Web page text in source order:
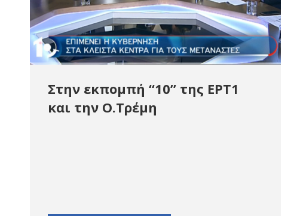
Στην εκπομπή “10” της ΕΡΤ1
και την Ο.Τρέμη